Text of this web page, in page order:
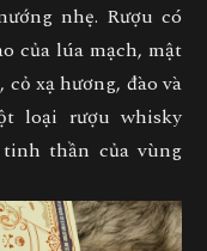
nhẹ. Rượu có
của lúa mạch, mật
xạ hương, đào và
loại rượu whisky
thần của vùng